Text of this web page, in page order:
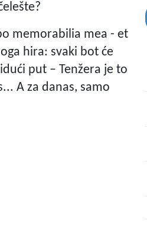
memorabilia mea - et
hira: svaki bot će
put – Tenžera je to
A za danas, samo